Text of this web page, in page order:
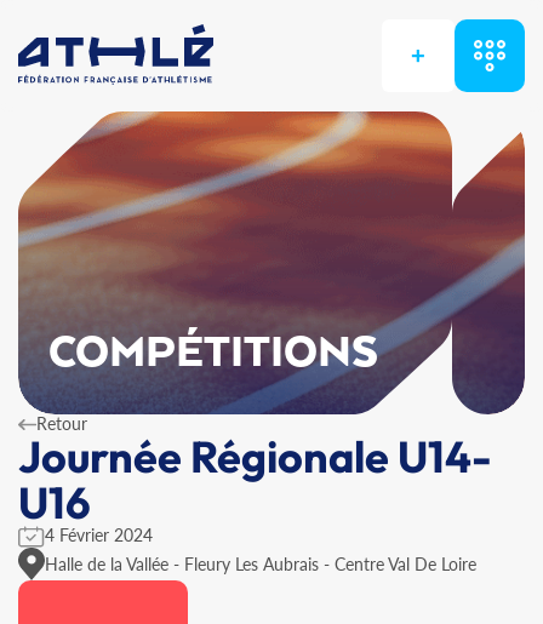
+
COMPÉTITIONS
Retour
Journée Régionale U14-
U16
4 Février 2024
Halle de la Vallée - Fleury Les Aubrais - Centre Val De Loire